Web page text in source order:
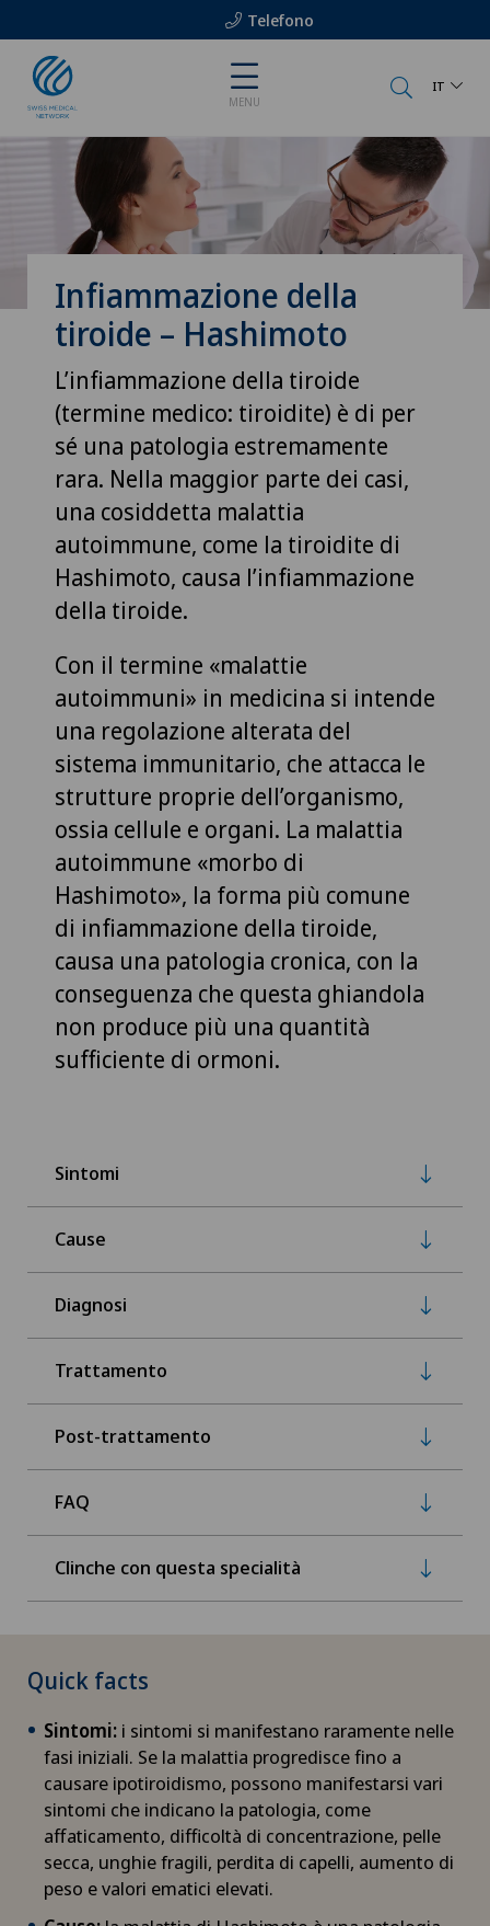
Telefono
MENU
IT
Infiammazione della
tiroide – Hashimoto
L’infiammazione della tiroide
(termine medico: tiroidite) è di per
sé una patologia estremamente
rara. Nella maggior parte dei casi,
una cosiddetta malattia
autoimmune, come la tiroidite di
Hashimoto, causa l’infiammazione
della tiroide.
Con il termine «malattie
autoimmuni» in medicina si intende
una regolazione alterata del
sistema immunitario, che attacca le
strutture proprie dell’organismo,
ossia cellule e organi. La malattia
autoimmune «morbo di
Hashimoto», la forma più comune
di infiammazione della tiroide,
causa una patologia cronica, con la
conseguenza che questa ghiandola
non produce più una quantità
sufficiente di ormoni.
Sintomi
Cause
Diagnosi
Trattamento
Post-trattamento
FAQ
Clinche con questa specialità
Quick facts
Sintomi: i sintomi si manifestano raramente nelle
fasi iniziali. Se la malattia progredisce fino a
causare ipotiroidismo, possono manifestarsi vari
sintomi che indicano la patologia, come
affaticamento, difficoltà di concentrazione, pelle
secca, unghie fragili, perdita di capelli, aumento di
peso e valori ematici elevati.